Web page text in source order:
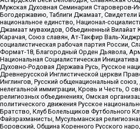
Мужская Духовная Семинария Староверов-
Богодержавию, Таблиги Джамаат, Свидетели
национальное единство, Национал-
Джамаат мувахидов, Объединенный Вилайат
Карачая, Союз славян, Ат-Такфир Валь-
социалистическая рабочая партия России,
Формат-18, Благородный Орден Дьявола,
Национальная Социалистическая
Духовно-Родовая Держава Русь, Русское
Древнерусской Инглистической церкви
Инглингов, Русский общенациональный
нелегальной иммиграции, Кровь и Честь, О
религиозных объединениях, Омская
политического движения Русское
Братство, Клуб Болельщиков Футбольного
Файзрахманисты, Мусульманская
Боровский, Община Коренного Русского